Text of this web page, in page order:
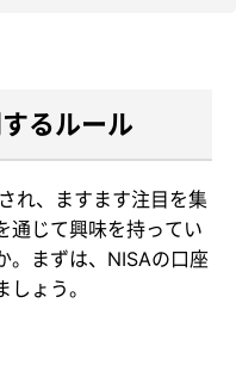
るルール
れ、ますます注目を集
通じて興味を持ってい
。まずは、NISAの口座
ょう。